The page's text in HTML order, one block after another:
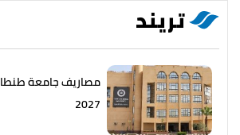
تريند
2027